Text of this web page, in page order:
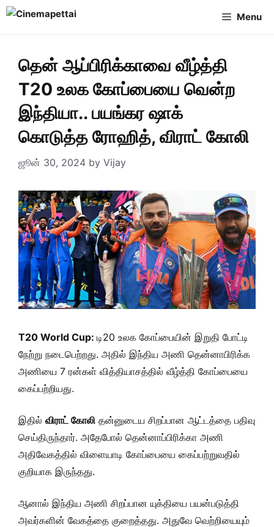
Skip
Menu
தென் ஆப்பிரிக்காவை வீழ்த்தி
T20 உலக கோப்பையை வென்ற
இந்தியா.. பயங்கர ஷாக்
கொடுத்த ரோஹித், விராட் கோலி
ஜூன் 30, 2024 by Vijay
T20 World Cup: டி20 உலக கோப்பையின் இறுதி போட்டி
நேற்று நடைபெற்றது. அதில் இந்திய அணி தென்னாபிரிக்க
அணியை 7 ரன்கள் வித்தியாசத்தில் வீழ்த்தி கோப்பையை
கைப்பற்றியது.
இதில் விராட் கோலி தன்னுடைய சிறப்பான ஆட்டத்தை பதிவு
செய்திருந்தார். அதேபோல் தென்னாப்பிரிக்கா அணி
அதிவேகத்தில் விளையாடி கோப்பையை கைப்பற்றுவதில்
குறியாக இருந்தது.
ஆனால் இந்திய அணி சிறப்பான யுக்தியை பயன்படுத்தி
அவர்களின் வேகத்தை குறைத்தது. அதுவே வெற்றியையும்